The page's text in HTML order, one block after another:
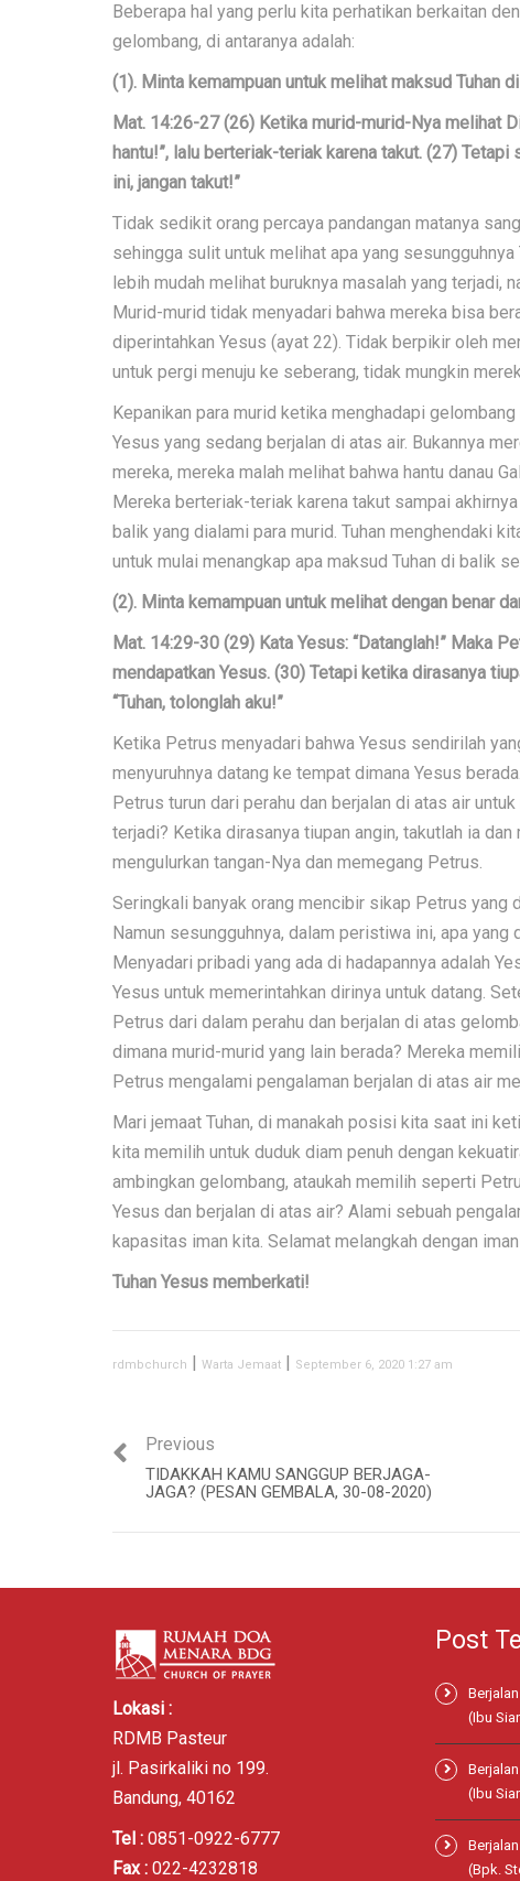
Beberapa hal yang perlu kita perhatikan berkaitan
gelombang, di antaranya adalah:
(1). Minta kemampuan untuk melihat maksud Tuhan
Mat. 14:26-27 (26) Ketika murid-murid-Nya melihat
hantu!”, lalu berteriak-teriak karena takut. (27)
ini, jangan takut!”
Tidak sedikit orang percaya pandangan matanya
sehingga sulit untuk melihat apa yang
lebih mudah melihat buruknya masalah yang terjadi,
Murid-murid tidak menyadari bahwa mereka bisa
diperintahkan Yesus (ayat 22). Tidak berpikir oleh
untuk pergi menuju ke seberang, tidak mungkin
Kepanikan para murid ketika menghadapi
Yesus yang sedang berjalan di atas air. Bukannya
mereka, mereka malah melihat bahwa hantu danau
Mereka berteriak-teriak karena takut sampai
balik yang dialami para murid. Tuhan menghendaki
untuk mulai menangkap apa maksud Tuhan di balik
(2). Minta kemampuan untuk melihat dengan benar
Mat. 14:29-30 (29) Kata Yesus: “Datanglah!” Maka
mendapatkan Yesus. (30) Tetapi ketika dirasanya
“Tuhan, tolonglah aku!”
Ketika Petrus menyadari bahwa Yesus sendirilah
menyuruhnya datang ke tempat dimana Yesus
Petrus turun dari perahu dan berjalan di atas air
terjadi? Ketika dirasanya tiupan angin, takutlah ia
mengulurkan tangan-Nya dan memegang Petrus.
Seringkali banyak orang mencibir sikap Petrus yang
Namun sesungguhnya, dalam peristiwa ini, apa
Menyadari pribadi yang ada di hadapannya adalah
Yesus untuk memerintahkan dirinya untuk datang.
Petrus dari dalam perahu dan berjalan di atas
dimana murid-murid yang lain berada? Mereka
Petrus mengalami pengalaman berjalan di atas air
Mari jemaat Tuhan, di manakah posisi kita saat ini
kita memilih untuk duduk diam penuh dengan
ambingkan gelombang, ataukah memilih seperti
Yesus dan berjalan di atas air? Alami sebuah
kapasitas iman kita. Selamat melangkah dengan
Tuhan Yesus memberkati!
rdmbchurch | Warta Jemaat | September 6, 2020 1:27 am
Previous
TIDAKKAH KAMU SANGGUP BERJAGA-
JAGA? (PESAN GEMBALA, 30-08-2020)
Lokasi :
RDMB Pasteur
jl. Pasirkaliki no 199.
Bandung, 40162
Tel : 0851-0922-6777
Fax : 022-4232818
Post
(Ibu
(Ibu
(Bpk.